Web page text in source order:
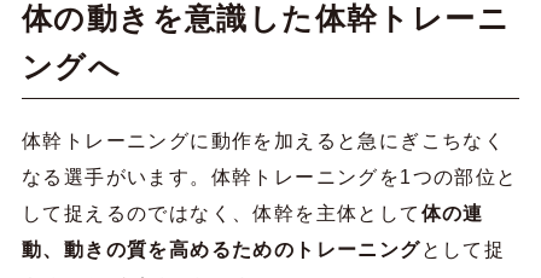
体の動きを意識した体幹トレーニ
ングへ
体幹トレーニングに動作を加えると急にぎこちなく
なる選手がいます。体幹トレーニングを1つの部位と
して捉えるのではなく、体幹を主体として 体の連
動、動きの質を高めるためのトレーニングとして捉